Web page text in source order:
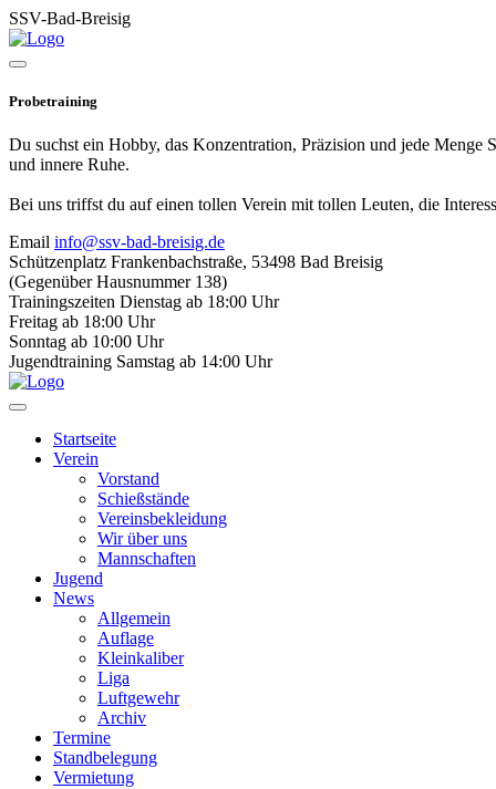
SSV-Bad-Breisig
Probetraining
Du suchst ein Hobby, das Konzentration, Präzision und jede Menge
und innere Ruhe.
Bei uns triffst du auf einen tollen Verein mit tollen Leuten, die
Email info@ssv-bad-breisig.de
Schützenplatz Frankenbachstraße, 53498 Bad Breisig
(Gegenüber Hausnummer 138)
Trainingszeiten Dienstag ab 18:00 Uhr
Freitag ab 18:00 Uhr
Sonntag ab 10:00 Uhr
Jugendtraining Samstag ab 14:00 Uhr
Startseite
Verein
Vorstand
Schießstände
Vereinsbekleidung
Wir über uns
Mannschaften
Jugend
News
Allgemein
Auflage
Kleinkaliber
Liga
Luftgewehr
Archiv
Termine
Standbelegung
Vermietung